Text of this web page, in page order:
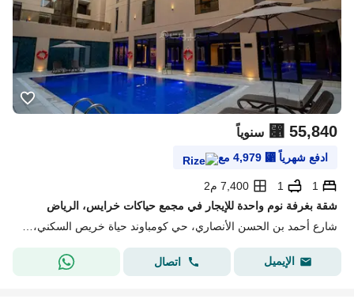
⃁ 55,840 سنوياً
ادفع شهرياً ⃁
4,979 مع
1
1
7,400 م2
شقة بغرفة نوم واحدة للإيجار في مجمع حياكات خرايس، الرياض
الإيميل اتصال